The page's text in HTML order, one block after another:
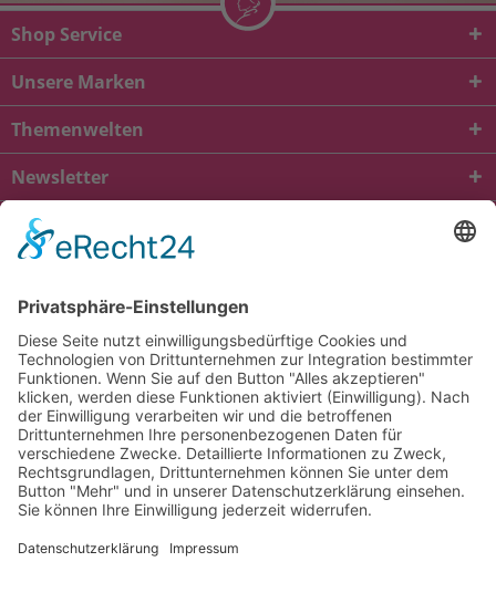
Shop Service
Unsere Marken
Themenwelten
Newsletter
* Alle Preise inkl. gesetzl. Mehrwertsteuer zzgl.
und ggf.
Nachnahmegebühren, wenn nicht anders beschrieben
viba.de
4.90von5.00bei1684
Kontakt Versandkosten und Lieferung
Zahlungsarten
FAQ – Häufig gestellte Fragen
Mein Konto
Allgemeine Geschäftsbedingungen
Datenschutz
Impressum
Barrierefreiheit
Cookie-Einstellungen
Widerrufsbelehrung
Vertrag widerrufen